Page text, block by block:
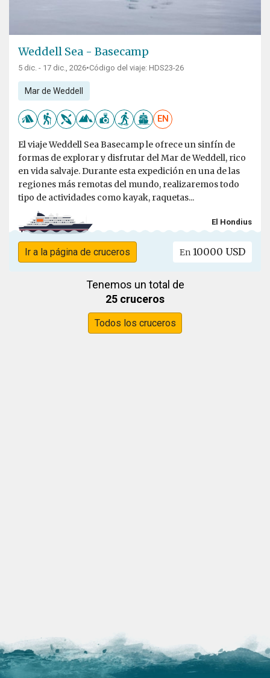
Weddell Sea - Basecamp
5 dic. - 17 dic., 2026•Código del viaje: HDS23-26
Mar de Weddell
EN
El viaje Weddell Sea Basecamp le ofrece un sinfín de
formas de explorar y disfrutar del Mar de Weddell, rico
en vida salvaje. Durante esta expedición en una de las
regiones más remotas del mundo, realizaremos todo
tipo de actividades como kayak, raquetas...
El Hondius
Ir a la página de cruceros En 10000 USD
Tenemos un total de
25 cruceros
Todos los cruceros